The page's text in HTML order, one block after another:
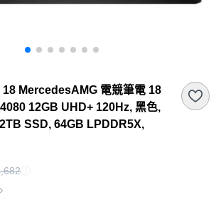
18 MercedesAMG 電競筆電 18
12GB UHD+ 120Hz, 黑色,
SSD, 64GB LPDDR5X,